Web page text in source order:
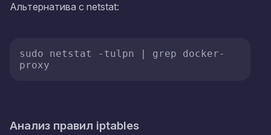
Альтернатива с netstat:
sudo netstat -tulpn | grep docker-
proxy
Анализ правил iptables